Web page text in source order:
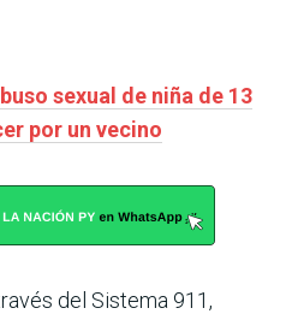
sexual de niña de 13
por un vecino
del Sistema 911,